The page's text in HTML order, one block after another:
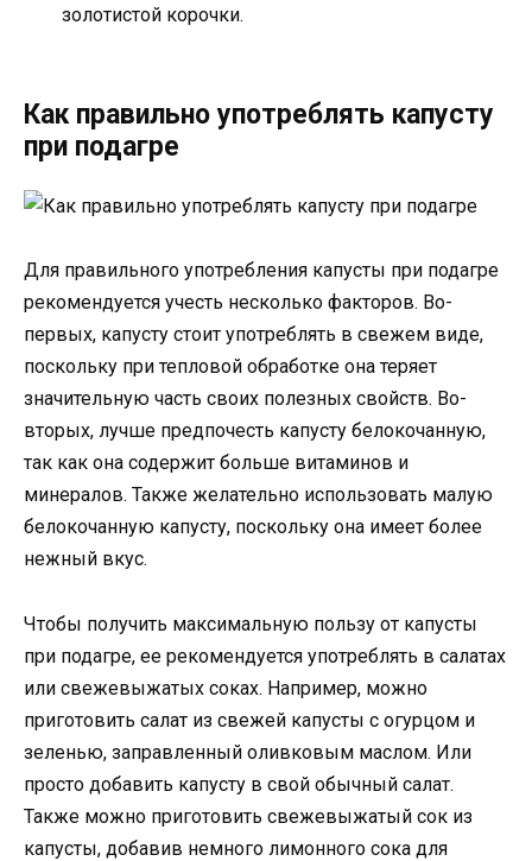
золотистой корочки.
Как правильно употреблять капусту
при подагре
Для правильного употребления капусты при подагре
рекомендуется учесть несколько факторов. Во-
первых, капусту стоит употреблять в свежем виде,
поскольку при тепловой обработке она теряет
значительную часть своих полезных свойств. Во-
вторых, лучше предпочесть капусту белокочанную,
так как она содержит больше витаминов и
минералов. Также желательно использовать малую
белокочанную капусту, поскольку она имеет более
нежный вкус.
Чтобы получить максимальную пользу от капусты
при подагре, ее рекомендуется употреблять в салатах
или свежевыжатых соках. Например, можно
приготовить салат из свежей капусты с огурцом и
зеленью, заправленный оливковым маслом. Или
просто добавить капусту в свой обычный салат.
Также можно приготовить свежевыжатый сок из
капусты, добавив немного лимонного сока для